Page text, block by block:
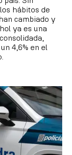
hábitos de
cambiado y
ya es una
4,6% en el